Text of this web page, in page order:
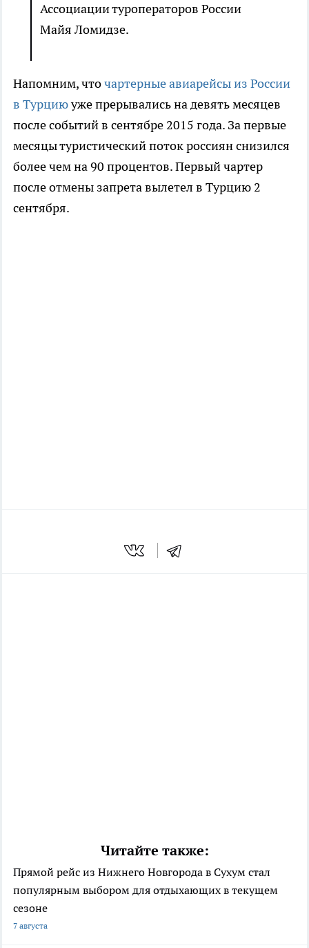
Ассоциации туроператоров России
Майя Ломидзе.
Напомним, чточартерные авиарейсы из России
в Турциюуже прерывались на девять месяцев
после событий в сентябре 2015 года. За первые
месяцы туристический поток россиян снизился
более чем на 90 процентов. Первый чартер
после отмены запрета вылетел в Турцию 2
сентября.
Читайте также:
Прямой рейс из Нижнего Новгорода в Сухум стал
популярным выбором для отдыхающих в текущем
сезоне
7 августа